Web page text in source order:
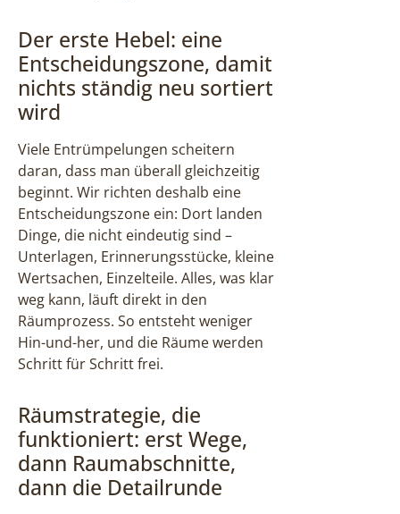
Der erste Hebel: eine
Entscheidungszone, damit
nichts ständig neu sortiert
wird
Viele Entrümpelungen scheitern
daran, dass man überall gleichzeitig
beginnt. Wir richten deshalb eine
Entscheidungszone ein: Dort landen
Dinge, die nicht eindeutig sind –
Unterlagen, Erinnerungsstücke, kleine
Wertsachen, Einzelteile. Alles, was klar
weg kann, läuft direkt in den
Räumprozess. So entsteht weniger
Hin-und-her, und die Räume werden
Schritt für Schritt frei.
Räumstrategie, die
funktioniert: erst Wege,
dann Raumabschnitte,
dann die Detailrunde